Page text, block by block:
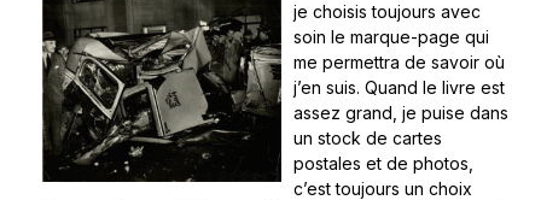
je choisis toujours avec
soin le marque-page qui
me permettra de savoir où
j’en suis. Quand le livre est
assez grand, je puise dans
un stock de cartes
postales et de photos,
c’est toujours un choix